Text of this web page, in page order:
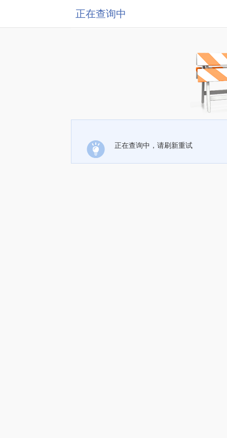
正在查询中
正在查询中，请刷新重试